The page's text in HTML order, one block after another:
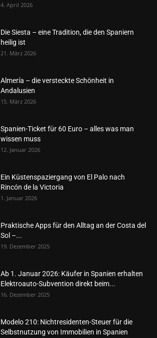
4. April 2026
Die Siesta – eine Tradition, die den Spaniern
heilig ist
21. März 2026
Almería – die versteckte Schönheit in
Andalusien
15. März 2026
Spanien-Ticket für 60 Euro – alles was man
wissen muss
12. Januar 2026
Ein Küstenspaziergang von El Palo nach
Rincón de la Victoria
1. Januar 2026
Praktische Apps für den Alltag an der Costa del
Sol –...
19. Dezember 2025
Ab 1. Januar 2026: Käufer in Spanien erhalten
Elektroauto-Subvention direkt beim...
16. Dezember 2025
Modelo 210: Nichtresidenten-Steuer für die
Selbstnutzung von Immobilien in Spanien